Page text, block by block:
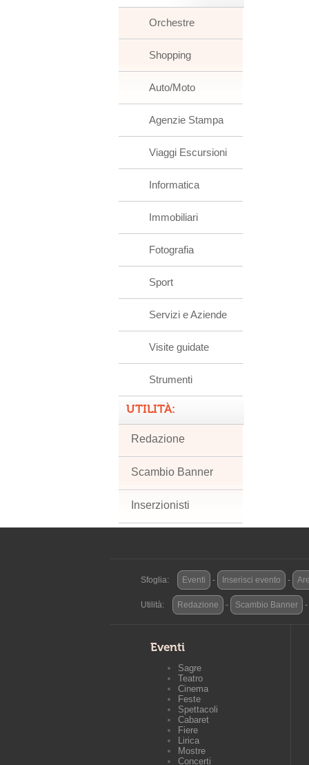
Orchestre
Shopping
Auto/Moto
Agenzie Stampa
Viaggi Escursioni
Informatica
Immobiliari
Fotografia
Sport
Servizi e Aziende
Visite guidate
Strumenti
UTILITÀ:
Redazione
Scambio Banner
Inserzionisti
Sfoglia: Eventi - Inserisci evento -
Utilità: Redazione - Scambio Banner -
Eventi
Sagre
Teatro
Cinema
Feste
Spettacoli
Cabaret
Fiere
Lirica
Mostre
Concerti